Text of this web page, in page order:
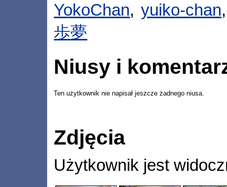
YokoChan,yuiko-chan
歩夢
Niusy i
Ten użytkownik nie napisał jeszcze żadnego niusa.
Zdjęcia
Użytkownik jest